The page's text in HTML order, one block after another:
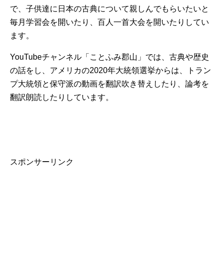
で、子供達に日本の古典について親しんでもらいたいと
毎月学習会を開いたり、百人一首大会を開いたりしてい
ます。
YouTubeチャンネル「ことふみ郡山」では、古典や歴史
の話をし、アメリカの2020年大統領選挙からは、トラン
プ大統領と保守派の動画を翻訳吹き替えしたり、論考を
翻訳朗読したりしています。
スポンサーリンク